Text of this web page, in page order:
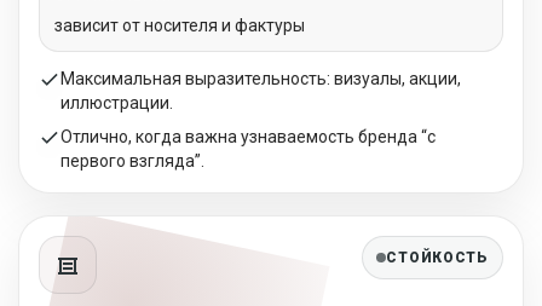
зависит от носителя и фактуры
Максимальная выразительность: визуалы, акции,
иллюстрации.
Отлично, когда важна узнаваемость бренда “с
первого взгляда”.
СТОЙКОСТЬ